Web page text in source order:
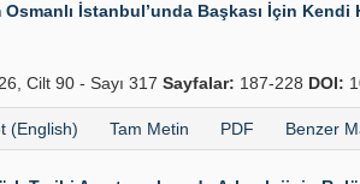
İstanbul’unda Başkası İçin
Cilt 90 - Sayı 317 Sayfalar: 187-228 DOI:
(English) Tam Metin PDF Benzer